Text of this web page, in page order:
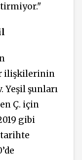
ilişkilerinin
Yeşil şunları
Ç. için
gibi